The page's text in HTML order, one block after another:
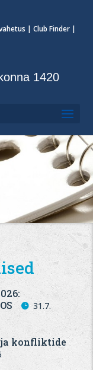
| Club Finder|
1420
31.7.
ja konfliktide